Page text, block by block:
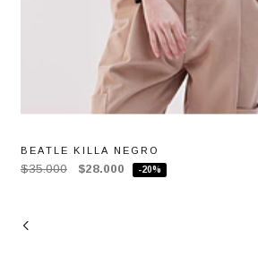
BEATLE KILLA NEGRO
$35.000 $28.000 -20%